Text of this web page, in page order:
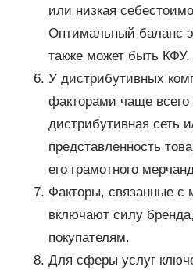
или низкая
Оптимальный баланс
также может быть КФУ.
У дистрибутивных
факторами чаще
дистрибутивная сеть
представленность
его грамотного
Факторы, связанные с
включают силу
покупателям.
Для сферы услуг